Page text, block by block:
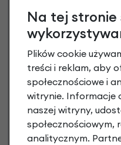
3
Raty
Na tej stronie
Plików cookie
treści i reklam, aby
społecznościowe i
witrynie. Informacje
naszej witryny,
społecznościowym,
analitycznym.